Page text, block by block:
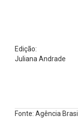
Edição:
Juliana Andrade
Fonte: Agência Brasil